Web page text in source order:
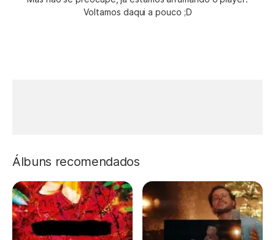
Voltamos daqui a pouco ;D
Álbuns recomendados